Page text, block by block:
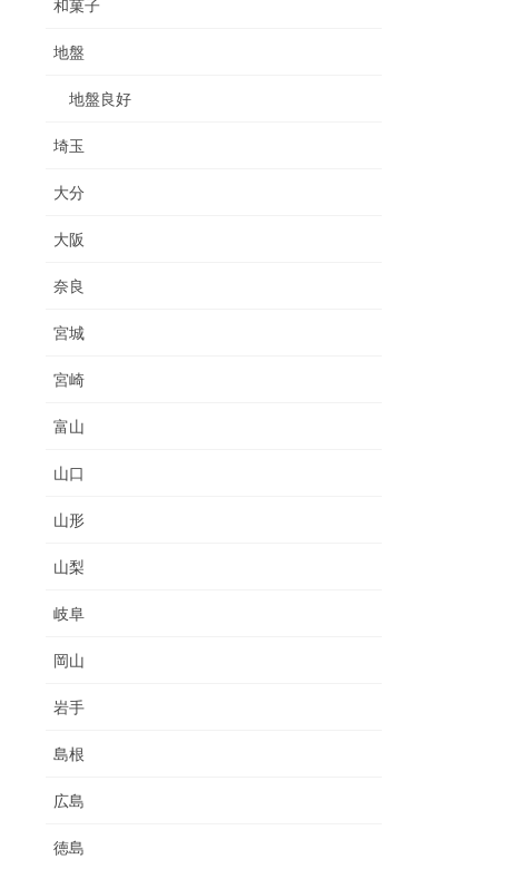
和菓子
地盤
地盤良好
埼玉
大分
大阪
奈良
宮城
宮崎
富山
山口
山形
山梨
岐阜
岡山
岩手
島根
広島
徳島